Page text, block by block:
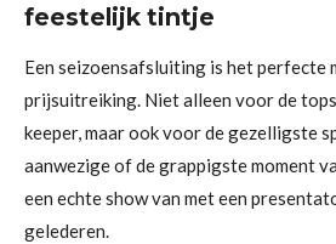
feestelijk tintje
Een seizoensafsluiting is het perfecte
prijsuitreiking. Niet alleen voor de
keeper, maar ook voor de gezelligste
aanwezige of de grappigste moment
een echte show van met een
gelederen.